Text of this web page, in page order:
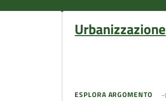
Urbanizzazione
ESPLORA ARGOMENTO